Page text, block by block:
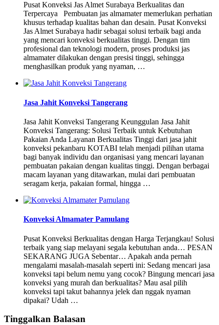
Pusat Konveksi Jas Almet Surabaya Berkualitas dan
Terpercaya Pembuatan jas almamater memerlukan perhatian
khusus terhadap kualitas bahan dan desain. Pusat Konveksi
Jas Almet Surabaya hadir sebagai solusi terbaik bagi anda
yang mencari konveksi berkualitas tinggi. Dengan tim
profesional dan teknologi modern, proses produksi jas
almamater dilakukan dengan presisi tinggi, sehingga
menghasilkan produk yang nyaman, …
Jasa Jahit Konveksi Tangerang
Jasa Jahit Konveksi Tangerang Keunggulan Jasa Jahit
Konveksi Tangerang: Solusi Terbaik untuk Kebutuhan
Pakaian Anda Layanan Berkualitas Tinggi dari jasa jahit
konveksi pekanbaru KOTABI telah menjadi pilihan utama
bagi banyak individu dan organisasi yang mencari layanan
pembuatan pakaian dengan kualitas tinggi. Dengan berbagai
macam layanan yang ditawarkan, mulai dari pembuatan
seragam kerja, pakaian formal, hingga …
Konveksi Almamater Pamulang
Pusat Konveksi Berkualitas dengan Harga Terjangkau! Solusi
terbaik yang siap melayani segala kebutuhan anda… PESAN
SEKARANG JUGA Sebentar… Apakah anda pernah
mengalami masalah-masalah seperti ini: Sedang mencari jasa
konveksi tapi belum nemu yang cocok? Bingung mencari jasa
konveksi yang murah dan berkualitas? Mau asal pilih
konveksi tapi takut bahannya jelek dan nggak nyaman
dipakai? Udah …
Tinggalkan Balasan